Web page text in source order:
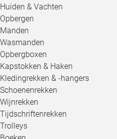
Huiden & Vachten
Opbergen
Manden
Wasmanden
Opbergboxen
Kapstokken & Haken
Kledingrekken & -hangers
Schoenenrekken
Wijnrekken
Tijdschriftenrekken
Trolleys